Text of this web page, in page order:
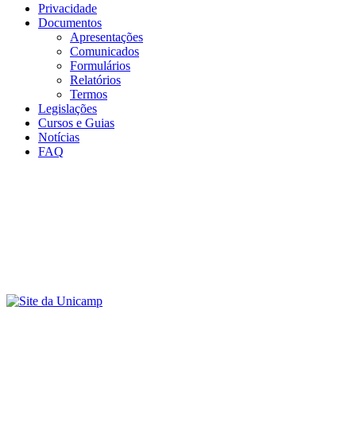
Privacidade
Documentos
Apresentações
Comunicados
Formulários
Relatórios
Termos
Legislações
Cursos e Guias
Notícias
FAQ